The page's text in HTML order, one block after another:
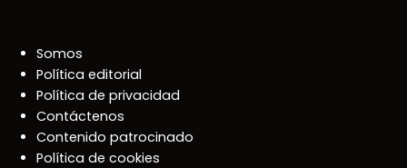
Somos
Política editorial
Política de privacidad
Contáctenos
Contenido patrocinado
Política de cookies